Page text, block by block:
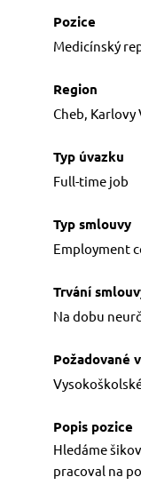
In our agency
ABOUT US
Licences and
People
References
LOGIN
Medicínský
Cheb, Karlovy
Full-time job
Employment
Na dobu
Hledáme
pracoval na